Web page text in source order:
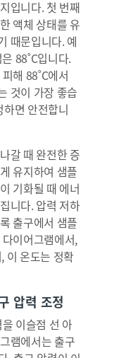
입니다. 첫 번째
액체 상태를 유
때문입니다. 예
88˚C입니다.
해 88˚C에서
것이 가장 좋습
하면 안전합니
갈 때 완전한 증
유지하여 샘플
기화될 때 에너
니다. 압력 저하
출구에서 샘플
이어그램에서,
이 온도는 정확
압력 조정
이슬점 선 아
램에서는 출구